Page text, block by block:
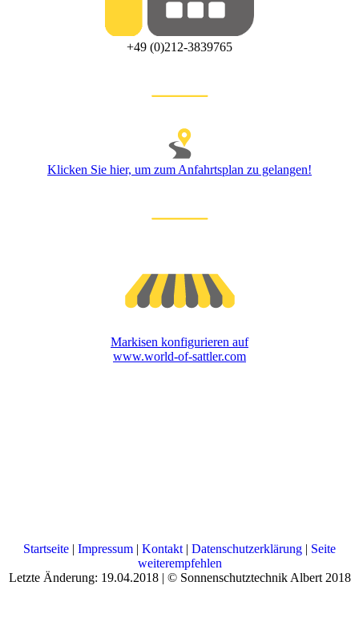
+49 (0)212-3839765
Klicken Sie hier, um zum Anfahrtsplan zu gelangen!
Markisen konfigurieren auf
www.world-of-sattler.com
Startseite | Impressum | Kontakt | Datenschutzerklärung | Seite
weiterempfehlen
Letzte Änderung: 19.04.2018 | © Sonnenschutztechnik Albert 2018